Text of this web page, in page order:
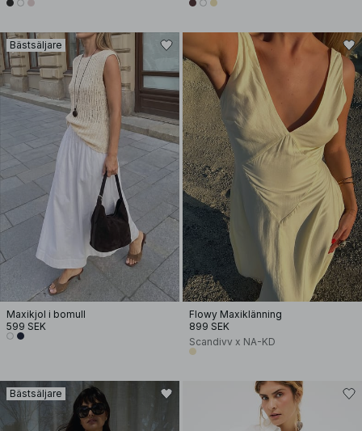
Bästsäljare
Maxikjol i bomull
599 SEK
Flowy Maxiklänning
899 SEK
Scandivv x NA-KD
Bästsäljare